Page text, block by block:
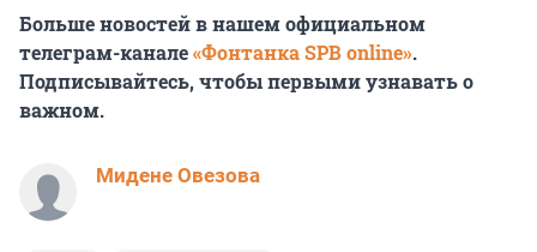
Больше новостей в нашем официальном
телеграм-канале«Фонтанка SPB online».
Подписывайтесь, чтобы первыми узнавать о
важном.
Мидене Овезова